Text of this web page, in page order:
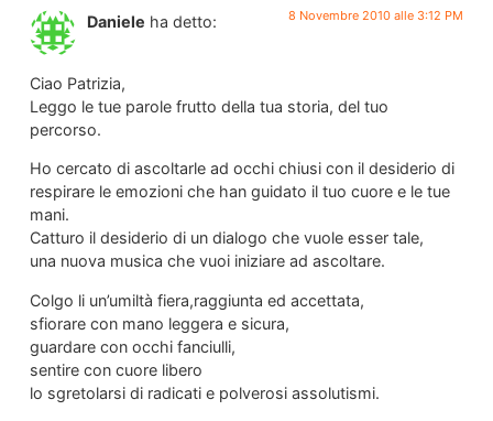
Daniele ha detto: 8 Novembre 2010 alle 3:12 PM
Ciao Patrizia,
Leggo le tue parole frutto della tua storia, del tuo
percorso.
Ho cercato di ascoltarle ad occhi chiusi con il desiderio di
respirare le emozioni che han guidato il tuo cuore e le tue
mani.
Catturo il desiderio di un dialogo che vuole esser tale,
una nuova musica che vuoi iniziare ad ascoltare.
Colgo li un’umiltà fiera,raggiunta ed accettata,
sfiorare con mano leggera e sicura,
guardare con occhi fanciulli,
sentire con cuore libero
lo sgretolarsi di radicati e polverosi assolutismi.